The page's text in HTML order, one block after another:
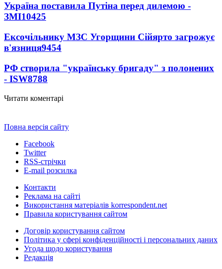
Україна поставила Путіна перед дилемою -
ЗМІ10425
Ексочільнику МЗС Угорщини Сійярто загрожує
в'язниця9454
РФ створила "українську бригаду" з полонених
- ISW8788
Читати коментарі
Повна версія сайту
Facebook
Twitter
RSS-стрічки
E-mail розсилка
Контакти
Реклама на сайті
Використання матеріалів korrespondent.net
Правила користування сайтом
Договір користування сайтом
Політика у сфері конфіденційності і персональних даних
Угода щодо користування
Редакція